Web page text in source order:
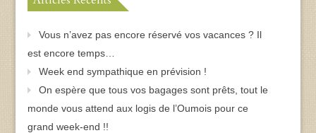
Vous n’avez pas encore réservé vos vacances ? Il
est encore temps…
Week end sympathique en prévision !
On espère que tous vos bagages sont prêts, tout le
monde vous attend aux logis de l’Oumois pour ce
grand week-end !!